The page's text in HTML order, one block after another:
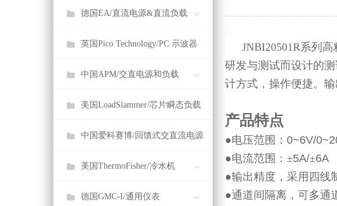
德国EA/直流电源&直流负载
英国Pico Technology/PC 示波器
中国APM/交直电源和负载
美国LoadSlammer/芯片瞬态负载
中国爱科赛博/回馈式交直流电源
美国ThermoFisher/冷水机
德国GMC-I/通用仪表
JNBI20501R系列
研发与测试而设计的
计方式，操作便捷。
产品特点
●电压范围： 0~6V/
●电流范围：±5A/±6A
●输出精度，采用四线
●通道间隔离，可多通